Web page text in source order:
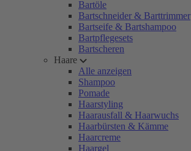
Bartöle
Bartschneider & Barttrimmer
Bartseife & Bartshampoo
Bartpflegesets
Bartscheren
Haare
Alle anzeigen
Shampoo
Pomade
Haarstyling
Haarausfall & Haarwuchs
Haarbürsten & Kämme
Haarcreme
Haargel